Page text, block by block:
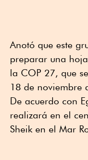
Anotó que este
preparar una
la COP 27, que
18 de noviembre
De acuerdo con
realizará en el
Sheik en el Mar